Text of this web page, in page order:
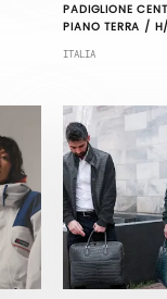
PADIGLIONE
PIANO TERRA /
ITALIA